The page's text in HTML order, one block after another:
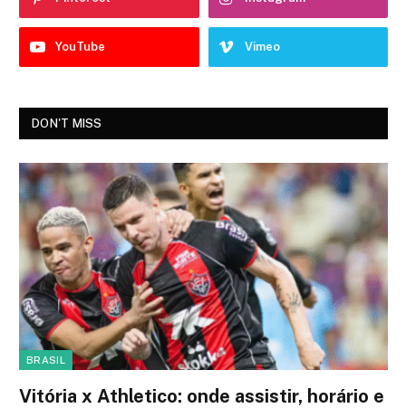
YouTube Vimeo
DON'T MISS
BRASIL
Vitória x Athletico: onde assistir, horário e